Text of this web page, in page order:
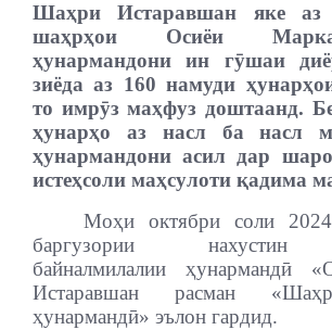
Шаҳри Истаравшан яке аз
шаҳрҳои Осиёи
ҳунармандони ин гӯшаи
зиёда аз 160 намуди
то имрӯз маҳфуз доштаанд.
ҳунарҳо аз насл ба насл
ҳунармандони асил дар
истеҳсоли маҳсулоти қадима
Моҳи октябри соли
баргузории нахустин
байналмилалии ҳунармандӣ
Истаравшан расман
ҳунармандӣ» эълон гардид.